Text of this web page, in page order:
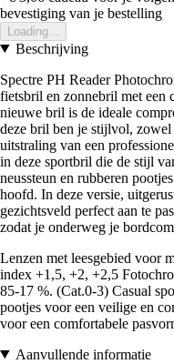
bevestiging van je bestelling
Loading...
Beschrijving
Spectre PH Reader
fietsbril en zonnebril met een
nieuwe bril is de ideale
deze bril ben je stijlvol, zowel
uitstraling van een
in deze sportbril die de stijl
neussteun en rubberen
hoofd. In deze versie,
gezichtsveld perfect aan te
zodat je onderweg je
Lenzen met leesgebied voor
index +1,5, +2, +2,5
85-17 %. (Cat.0-3) Casual
pootjes voor een veilige en
voor een comfortabele
Aanvullende informatie